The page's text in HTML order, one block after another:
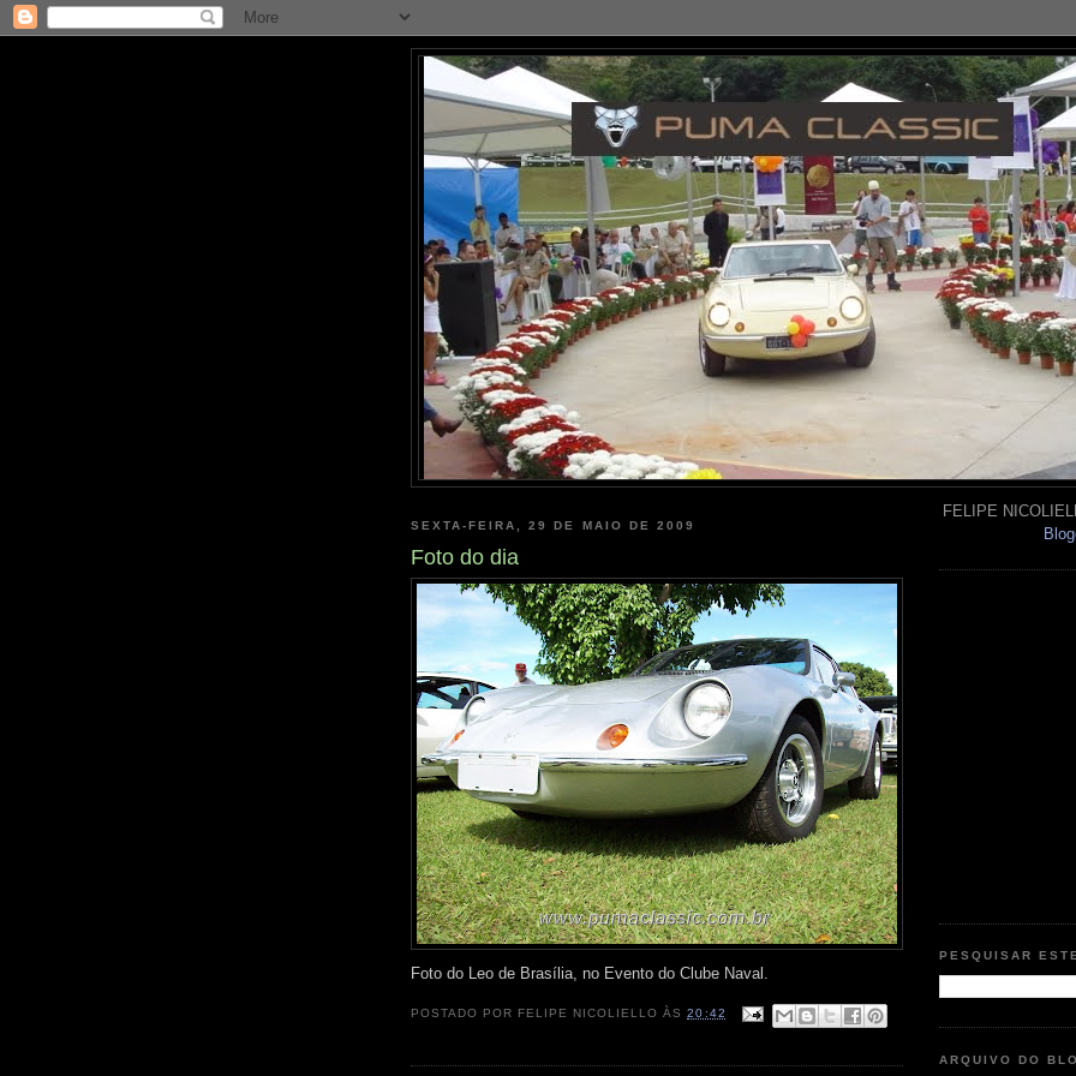
SEXTA-FEIRA, 29 DE MAIO DE 2009
Foto do dia
Foto do Leo de Brasília, no Evento do Clube Naval.
POSTADO POR FELIPE NICOLIELLO ÀS20:42
FELIPE
PESQUISAR
ARQUIVO DO